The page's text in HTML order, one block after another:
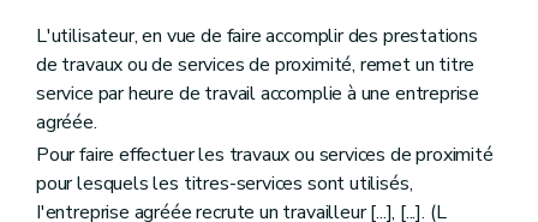
L'utilisateur, en vue de faire accomplir des prestations
de travaux ou de services de proximité, remet un titre
service par heure de travail accomplie à une entreprise
agréée.
Pour faire effectuer les travaux ou services de proximité
pour lesquels les titres-services sont utilisés,
I'entreprise agréée recrute un travailleur [...], [...]. (L